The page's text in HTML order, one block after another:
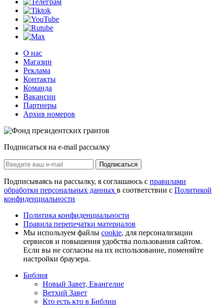
О нас
Магазин
Реклама
Контакты
Команда
Вакансии
Партнеры
Архив номеров
Подписаться на e-mail рассылку
Подписаться
Подписываясь на рассылку, я соглашаюсь с правилами
обработки персональных данных в соответствии с Политикой
конфиденциальности
Политика конфиденциальности
Правила перепечатки материалов
Мы используем файлы cookie, для персонализации
сервисов и повышения удобства пользования сайтом.
Если вы не согласны на их использование, поменяйте
настройки браузера.
Библия
Новый Завет, Евангелие
Ветхий Завет
Кто есть кто в Библии